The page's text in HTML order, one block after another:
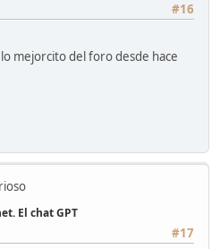
#16
mejorcito del foro desde hace
El chat GPT
#17